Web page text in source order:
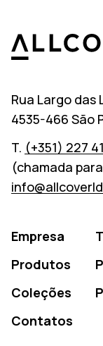
Rua Largo das
4535-466 São
T. (+351) 227
(chamada
Empresa
Produtos
Coleções
Contatos